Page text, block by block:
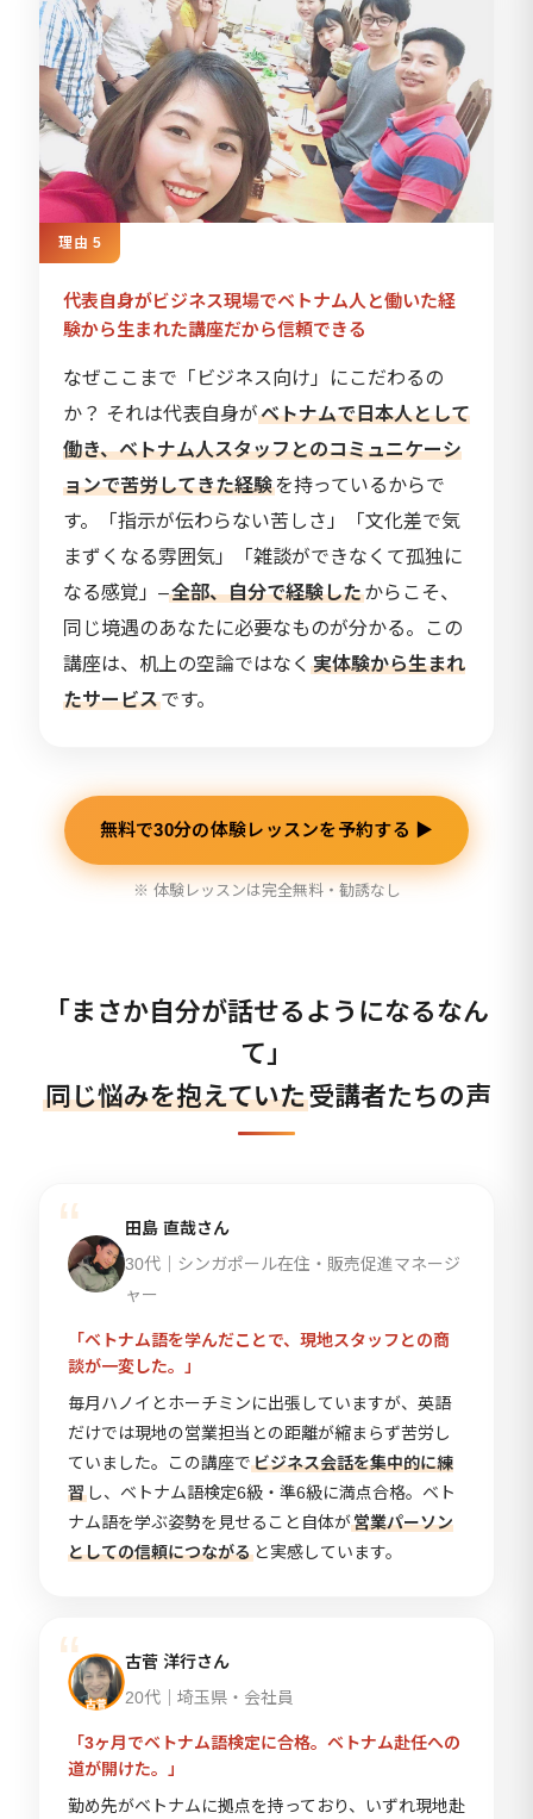
理由 5
代表自身がビジネス現場でベトナム人と働いた経
験から生まれた講座だから信頼できる
なぜここまで「ビジネス向け」にこだわるの
か？ それは代表自身がベトナムで日本人として
働き、ベトナム人スタッフとのコミュニケーシ
ョンで苦労してきた経験を持っているからで
す。「指示が伝わらない苦しさ」「文化差で気
まずくなる雰囲気」「雑談ができなくて孤独に
なる感覚」–全部、自分で経験したからこそ、
同じ境遇のあなたに必要なものが分かる。この
講座は、机上の空論ではなく 実体験から生まれ
たサービスです。
無料で30分の体験レッスンを予約する ▶
※ 体験レッスンは完全無料・勧誘なし
「まさか自分が話せるようになるなん
て」
同じ悩みを抱えていた受講者たちの声
田島 直哉さん
30代｜シンガポール在住・販売促進マネージ
ャー
「ベトナム語を学んだことで、現地スタッフとの商
談が一変した。」
毎月ハノイとホーチミンに出張していますが、英語
だけでは現地の営業担当との距離が縮まらず苦労し
ていました。この講座でビジネス会話を集中的に練
習 し、ベトナム語検定6級・準6級に満点合格。ベト
ナム語を学ぶ姿勢を見せること自体が営業パーソン
としての信頼につながる と実感しています。
古菅 洋行さん
20代｜埼玉県・会社員
「3ヶ月でベトナム語検定に合格。ベトナム赴任への
道が開けた。」
勤め先がベトナムに拠点を持っており、いずれ現地赴